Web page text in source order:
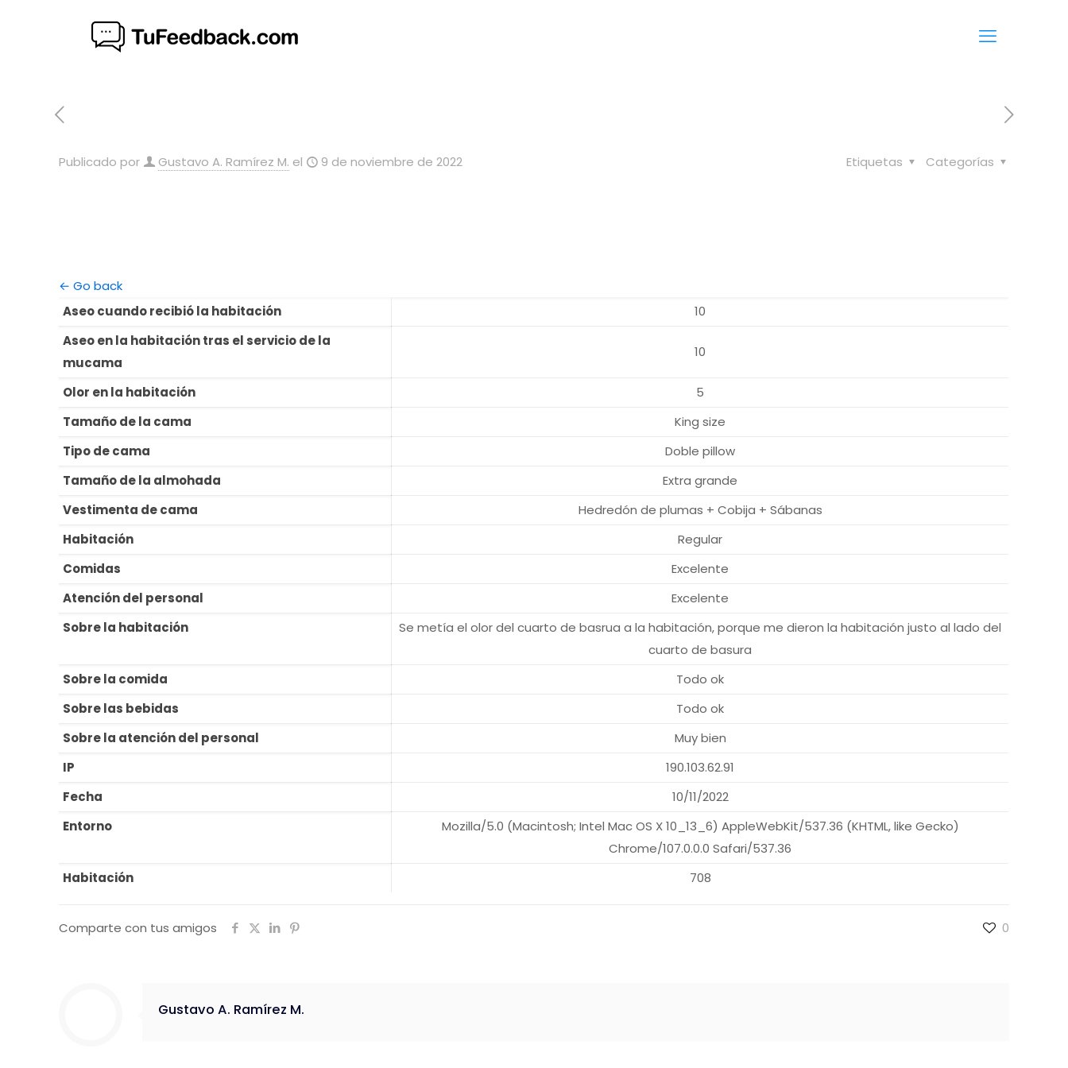
Publicado por Gustavo A. Ramírez M. el 9 de noviembre de 2022 Categorías
Etiquetas
← Go back
Aseo cuando recibió la habitación
10
Aseo en la habitación tras el servicio de la
mucama
10
Olor en la habitación
5
Tamaño de la cama
King size
Tipo de cama
Doble pillow
Tamaño de la almohada
Extra grande
Vestimenta de cama
Hedredón de plumas + Cobija + Sábanas
Habitación
Regular
Comidas
Excelente
Atención del personal
Excelente
Sobre la habitación
Se metía el olor del cuarto de basrua a la habitación, porque me dieron la habitación justo al lado del
cuarto de basura
Sobre la comida
Todo ok
Sobre las bebidas
Todo ok
Sobre la atención del personal
Muy bien
IP
190.103.62.91
Fecha
10/11/2022
Entorno
Mozilla/5.0 (Macintosh; Intel Mac OS X 10_13_6) AppleWebKit/537.36 (KHTML, like Gecko)
Chrome/107.0.0.0 Safari/537.36
Habitación
708
Comparte con tus amigos 0
Gustavo A. Ramírez M.